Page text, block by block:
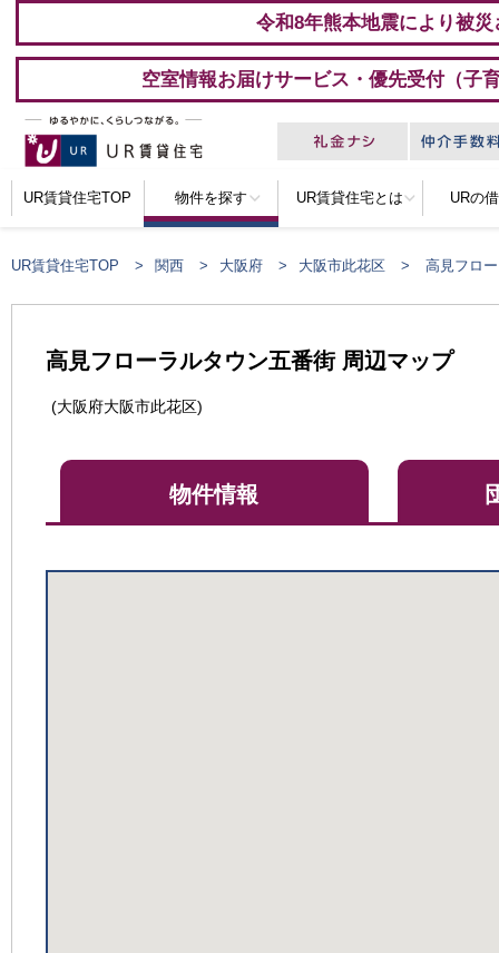
令和8年熊本地震により被
空室情報お届けサービス・優先受付（子
UR賃貸住宅TOP 物件を探す UR賃貸住宅とは URの
UR賃貸住宅TOP 関西 大阪府 大阪市此花区 高見フロ
高見フローラルタウン五番街 周辺マップ
(大阪府大阪市此花区)
物件情報